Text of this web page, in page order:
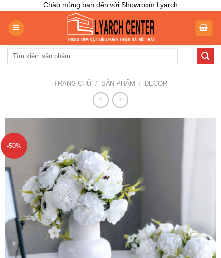
content
Chào mừng bạn đến với Showroom Lyarch
Tìm
TRANG CHỦ / SẢN PHẨM / DECOR
-50%